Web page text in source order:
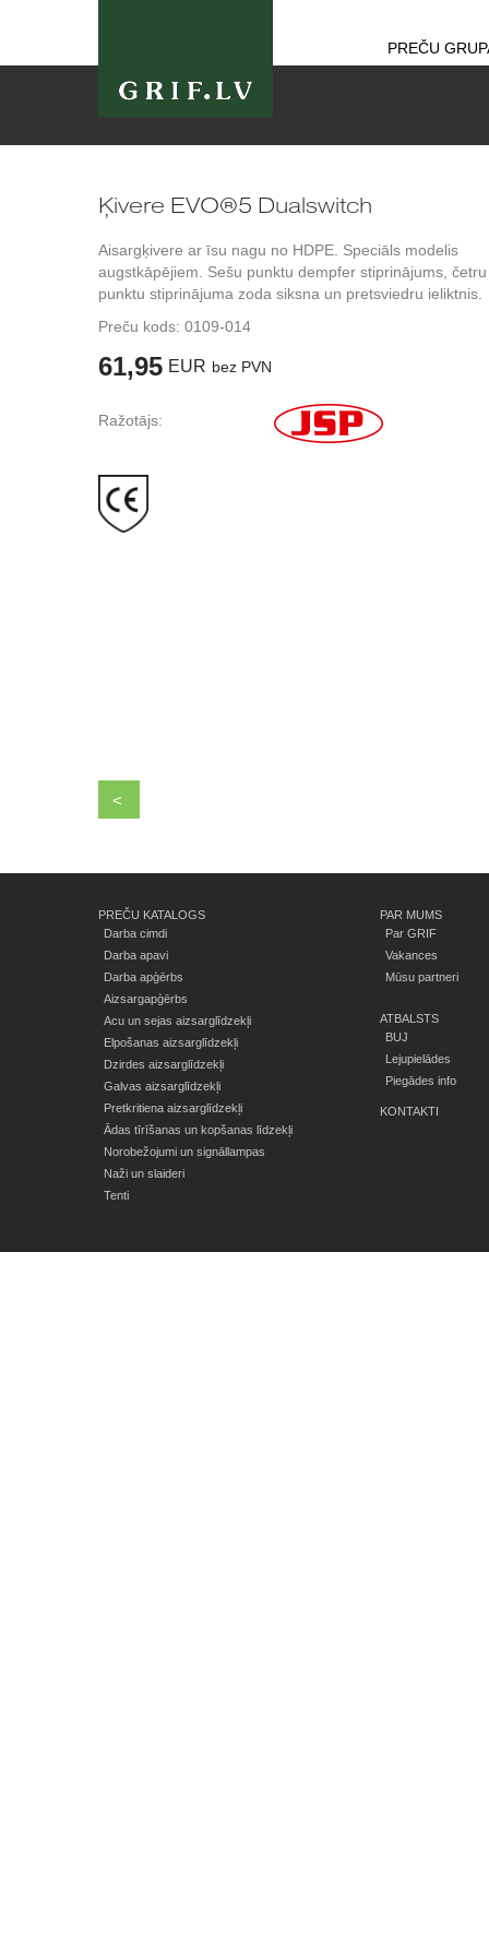
PREČU
Ķivere EVO®5 Dualswitch
Aisargķivere ar īsu nagu no HDPE. Speciāls modelis
augstkāpējiem. Sešu punktu dempfer stiprinājums, četru
punktu stiprinājuma zoda siksna un pretsviedru ieliktnis.
Preču kods: 0109-014
61,95 EUR bez PVN
Ražotājs:
<
PREČU KATALOGS
Darba cimdi
Darba apavi
Darba apģērbs
Aizsargapģērbs
Acu un sejas aizsarglīdzekļi
Elpošanas aizsarglīdzekļi
Dzirdes aizsarglīdzekļi
Galvas aizsarglīdzekļi
Pretkritiena aizsarglīdzekļi
Ādas tīrīšanas un kopšanas līdzekļi
Norobežojumi un signāllampas
Naži un slaideri
Tenti
PAR MUMS
Par GRIF
Vakances
Mūsu partneri
ATBALSTS
BUJ
Lejupielādes
Piegādes info
KONTAKTI